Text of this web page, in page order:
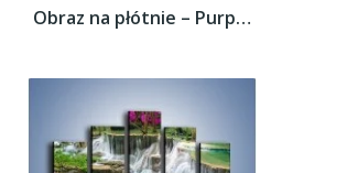
Obraz na płótnie – Purpurowy las i...